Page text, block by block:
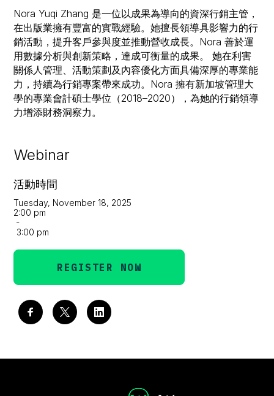
Webinar
活動時間
Tuesday, November 18, 2025
2:00 pm
-
3:00 pm
REGISTER NOW
Nora Yuqi Zhang 是一位以成果為導向的資深行銷主管，
在出版業擁有豐富的實戰經驗。她擅長領導具影響力的行
銷活動，提升客戶參與度並推動營收成長。Nora 善於運
用數據分析與創新策略，達成可衡量的成果。 她在利害
關係人管理、活動策劃及內容優化方面具備深厚的專業能
力，持續為行銷專案帶來成功。Nora 擁有新加坡管理大
學的專業會計碩士學位（2018–2020），為她的行銷領導
力增添財務洞察力。